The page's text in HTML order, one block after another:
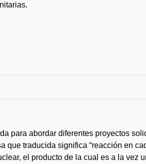
para abordar diferentes proyectos
que traducida significa “reacción en
el producto de la cual es a la vez